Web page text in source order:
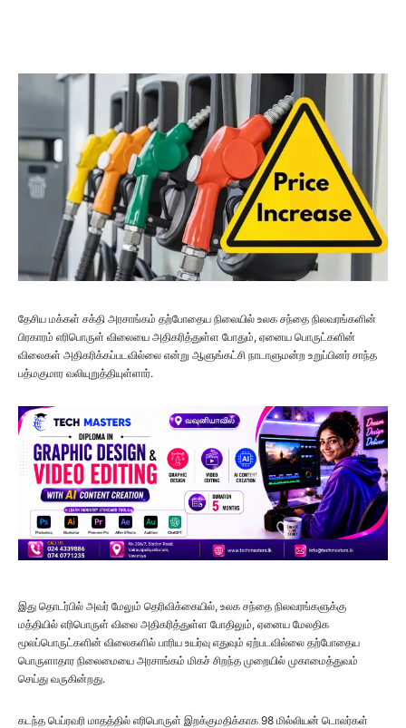
தேசிய மக்கள் சக்தி அரசாங்கம் தற்போதைய நிலையில் உலக சந்தை நிலவரங்களின்
பிரகாரம் எரிபொருள் விலையை அதிகரித்துள்ள போதும், ஏனைய பொருட்களின்
விலைகள் அதிகரிக்கப்படவில்லை என்று ஆளுங்கட்சி நாடாளுமன்ற உறுப்பினர் சாந்த
பத்மகுமார வலியுறுத்தியுள்ளார்.
இது தொடர்பில் அவர் மேலும் தெரிவிக்கையில், உலக சந்தை நிலவரங்களுக்கு
மத்தியில் எரிபொருள் விலை அதிகரித்துள்ள போதிலும், ஏனைய மேலதிக
மூலப்பொருட்களின் விலைகளில் பாரிய உயர்வு எதுவும் ஏற்படவில்லை தற்போதைய
பொருளாதார நிலைமையை அரசாங்கம் மிகச் சிறந்த முறையில் முகாமைத்துவம்
செய்து வருகின்றது.
கடந்த பெப்ரவரி மாதத்தில் எரிபொருள் இறக்குமதிக்காக 98 மில்லியன் டொலர்கள்